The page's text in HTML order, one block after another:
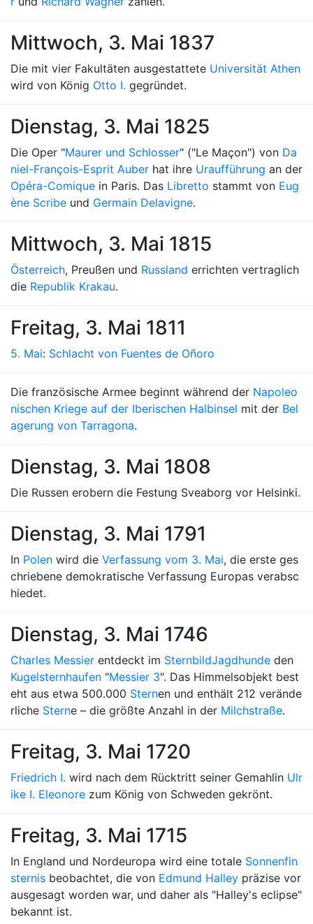
Mittwoch, 3. Mai 1837
Die mit vier Fakultäten ausgestattete Universität Athen
wird von König Otto I. gegründet.
Dienstag, 3. Mai 1825
Die Oper "Maurer und Schlosser" ("Le Maçon") von Da
niel-François-Esprit Auber hat ihre Uraufführung an der
Opéra-Comique in Paris. Das Libretto stammt von Eug
ène Scribe und Germain Delavigne.
Mittwoch, 3. Mai 1815
Österreich, Preußen und Russland errichten vertraglich
die Republik Krakau.
Freitag, 3. Mai 1811
5. Mai: Schlacht von Fuentes de Oñoro
Die französische Armee beginnt während der Napoleo
nischen Kriege auf der Iberischen Halbinsel mit der Bel
agerung von Tarragona.
Dienstag, 3. Mai 1808
Die Russen erobern die Festung Sveaborg vor Helsinki.
Dienstag, 3. Mai 1791
In Polen wird die Verfassung vom 3. Mai, die erste ges
chriebene demokratische Verfassung Europas verabsc
hiedet.
Dienstag, 3. Mai 1746
Charles Messier entdeckt im SternbildJagdhunde den
Kugelsternhaufen "Messier 3". Das Himmelsobjekt best
eht aus etwa 500.000 Sternen und enthält 212 verände
rliche Sterne – die größte Anzahl in der Milchstraße.
Freitag, 3. Mai 1720
Friedrich I. wird nach dem Rücktritt seiner Gemahlin Ulr
ike I. Eleonore zum König von Schweden gekrönt.
Freitag, 3. Mai 1715
In England und Nordeuropa wird eine totale Sonnenfin
sternis beobachtet, die von Edmund Halley präzise vor
ausgesagt worden war, und daher als "Halley's eclipse"
bekannt ist.